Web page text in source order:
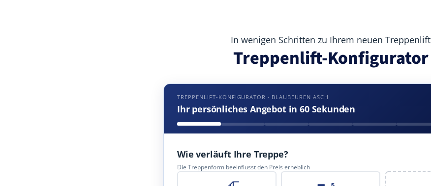
In wenigen Schritten zu Ihrem neuen Treppenlift
Treppenlift-Konfigurator
TREPPENLIFT-KONFIGURATOR · BLAUBEUREN ASCH
Ihr persönliches Angebot in 60 Sekunden
Wie verläuft Ihre Treppe?
Die Treppenform beeinflusst den Preis erheblich